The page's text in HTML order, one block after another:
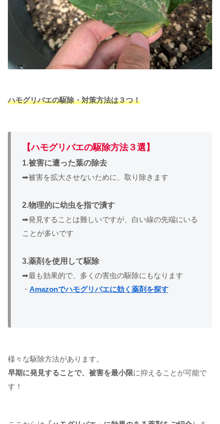
ハモグリバエの駆除・対策方法は３つ！
【ハモグリバエの駆除方法３選】
1.被害に遭った葉の除去
➡被害を拡大させないために、取り除きます
2.物理的に幼虫を指で潰す
➡発見することは難しいですが、白い線の先端にいる
ことが多いです
3.薬剤を使用して駆除
➡最も効果的で、多くの害虫の駆除にもなります
・ Amazonでハモグリバエに効く薬剤を探す
様々な駆除方法があります。
早期に発見することで、被害を最小限に抑えることが可能で
す！